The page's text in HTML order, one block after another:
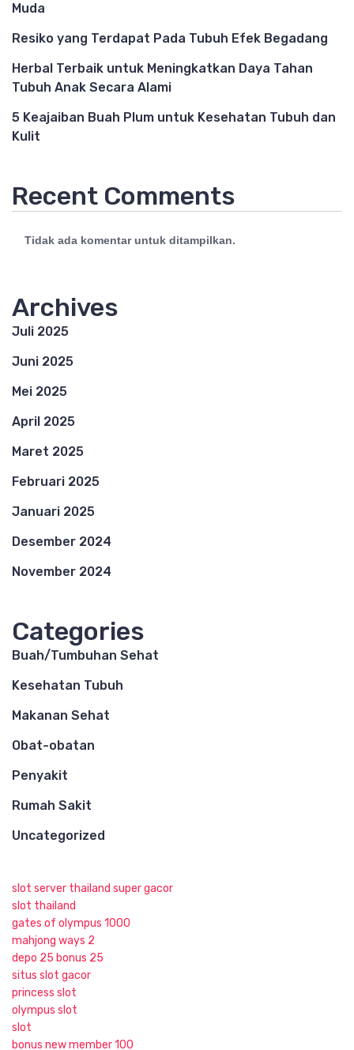
Muda
Resiko yang Terdapat Pada Tubuh Efek Begadang
Herbal Terbaik untuk Meningkatkan Daya Tahan
Tubuh Anak Secara Alami
5 Keajaiban Buah Plum untuk Kesehatan Tubuh dan
Kulit
Recent Comments
Tidak ada komentar untuk ditampilkan.
Archives
Juli 2025
Juni 2025
Mei 2025
April 2025
Maret 2025
Februari 2025
Januari 2025
Desember 2024
November 2024
Categories
Buah/Tumbuhan Sehat
Kesehatan Tubuh
Makanan Sehat
Obat-obatan
Penyakit
Rumah Sakit
Uncategorized
slot server thailand super gacor
slot thailand
gates of olympus 1000
mahjong ways 2
depo 25 bonus 25
situs slot gacor
princess slot
olympus slot
slot
bonus new member 100